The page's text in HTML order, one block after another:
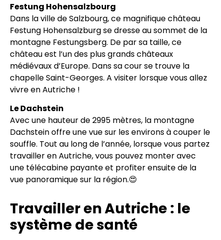
Festung Hohensalzbourg
Dans la ville de Salzbourg, ce magnifique château
Festung Hohensalzburg se dresse au sommet de la
montagne Festungsberg. De par sa taille, ce
château est l’un des plus grands châteaux
médiévaux d’Europe. Dans sa cour se trouve la
chapelle Saint-Georges. A visiter lorsque vous allez
vivre en Autriche !
Le Dachstein
Avec une hauteur de 2995 mètres, la montagne
Dachstein offre une vue sur les environs à couper le
souffle. Tout au long de l’année, lorsque vous partez
travailler en Autriche, vous pouvez monter avec
une télécabine payante et profiter ensuite de la
vue panoramique sur la région.😍
Travailler en Autriche : le
système de santé